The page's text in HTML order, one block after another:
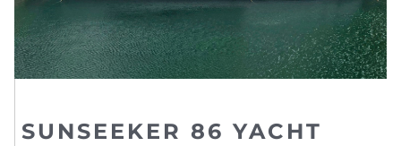
SUNSEEKER 86 YACHT